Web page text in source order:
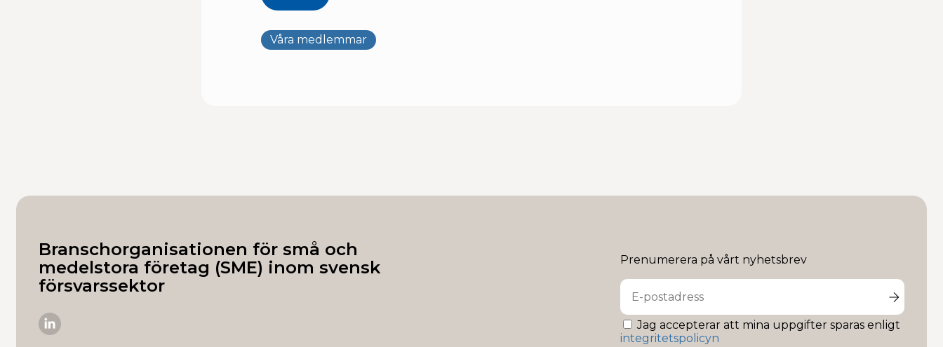
Våra medlemmar
Branschorganisationen för små och
medelstora företag (SME) inom svensk
försvarssektor
Prenumerera på vårt nyhetsbrev
Jag accepterar att mina uppgifter sparas enligt
integritetspolicyn